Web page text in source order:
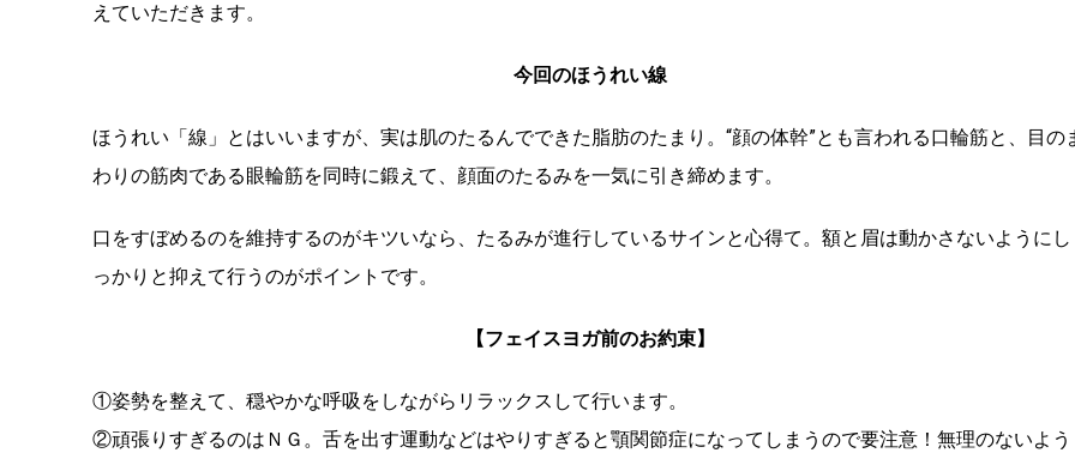
えていただきます。
今回のほうれい線
ほうれい「線」とはいいますが、実は肌のたるんでできた脂肪のたまり。“顔の体幹”とも言われる口輪筋と、目の
わりの筋肉である眼輪筋を同時に鍛えて、顔面のたるみを一気に引き締めます。
口をすぼめるのを維持するのがキツいなら、たるみが進行しているサインと心得て。額と眉は動かさないようにし
っかりと抑えて行うのがポイントです。
【フェイスヨガ前のお約束】
①姿勢を整えて、穏やかな呼吸をしながらリラックスして行います。
②頑張りすぎるのはＮＧ。舌を出す運動などはやりすぎると顎関節症になってしまうので要注意！無理のないよう